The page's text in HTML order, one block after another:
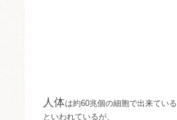
人体は約60兆個の細胞で出来ている
といわれているが、